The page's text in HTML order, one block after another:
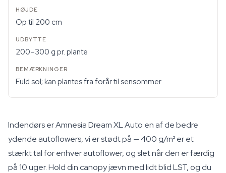
Op til 200 cm
200–300 g pr. plante
Fuld sol; kan plantes fra forår til sensommer
Indendørs er Amnesia Dream XL Auto en af de bedre
ydende autoflowers, vi er stødt på — 400 g/m² er et
stærkt tal for enhver autoflower, og slet når den er færdig
på 10 uger. Hold din canopy jævn med lidt blid LST, og du